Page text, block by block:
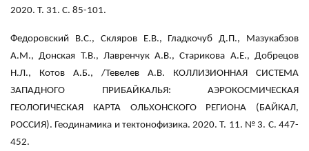
2020. Т. 31. С. 85-101.
Федоровский В.С., Скляров Е.В., Гладкочуб Д.П., Мазукабзов
А.М., Донская Т.В., Лавренчук А.В., Старикова А.Е., Добрецов
Н.Л., Котов А.Б., /Тевелев А.В. КОЛЛИЗИОННАЯ СИСТЕМА
ЗАПАДНОГО ПРИБАЙКАЛЬЯ: АЭРОКОСМИЧЕСКАЯ
ГЕОЛОГИЧЕСКАЯ КАРТА ОЛЬХОНСКОГО РЕГИОНА (БАЙКАЛ,
РОССИЯ). Геодинамика и тектонофизика. 2020. Т. 11. № 3. С. 447-
452.